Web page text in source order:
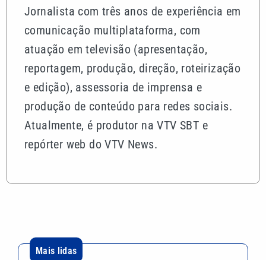
Jornalista com três anos de experiência em
comunicação multiplataforma, com
atuação em televisão (apresentação,
reportagem, produção, direção, roteirização
e edição), assessoria de imprensa e
produção de conteúdo para redes sociais.
Atualmente, é produtor na VTV SBT e
repórter web do VTV News.
Mais lidas